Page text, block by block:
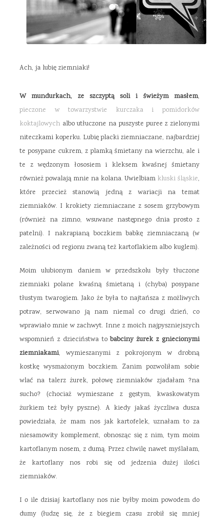
Ach, ja lubię ziemniaki!
W mundurkach, ze szczyptą soli i świeżym masłem,
pieczone w towarzystwie kurczaka i pomidorków
koktajlowych albo utłuczone na puszyste puree z zielonymi
niteczkami koperku. Lubię placki ziemniaczane, najbardziej
te posypane cukrem, z plamką śmietany na wierzchu, ale i
te z wędzonym łososiem i kleksem kwaśnej śmietany
również powalają mnie na kolana. Uwielbiam kluski śląskie,
które przecież stanowią jedną z wariacji na temat
ziemniaków. I krokiety ziemniaczane z sosem grzybowym
(również na zimno, wsuwane następnego dnia prosto z
patelni). I nakrapianą boczkiem babkę ziemniaczaną (w
zależności od regionu zwaną też kartoflakiem albo kuglem).
Moim ulubionym daniem w przedszkolu były tłuczone
ziemniaki polane kwaśną śmietaną i (chyba) posypane
tłustym twarogiem. Jako że była to najtańsza z możliwych
potraw, serwowano ją nam niemal co drugi dzień, co
wprawiało mnie w zachwyt. Inne z moich najpyszniejszych
wspomnień z dzieciństwa tobabciny żurek z gniecionymi
ziemniakami, wymieszanymi z pokrojonym w drobną
kostkę wysmażonym boczkiem. Zanim pozwoliłam sobie
wlać na talerz żurek, połowę ziemniaków zjadałam ?na
sucho? (chociaż wymieszane z gęstym, kwaskowatym
żurkiem też były pyszne). A kiedy jakaś życzliwa dusza
powiedziała, że mam nos jak kartofelek, uznałam to za
niesamowity komplement, obnosząc się z nim, tym moim
kartoflanym nosem, z dumą. Przez chwilę nawet myślałam,
że kartoflany nos robi się od jedzenia dużej ilości
ziemniaków.
I o ile dzisiaj kartoflany nos nie byłby moim powodem do
dumy (łudzę się, że z biegiem czasu zrobił się mniej